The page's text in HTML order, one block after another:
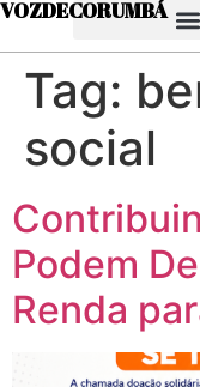
VOZDECORUMBÁ
Tag:
social
Podem
Renda